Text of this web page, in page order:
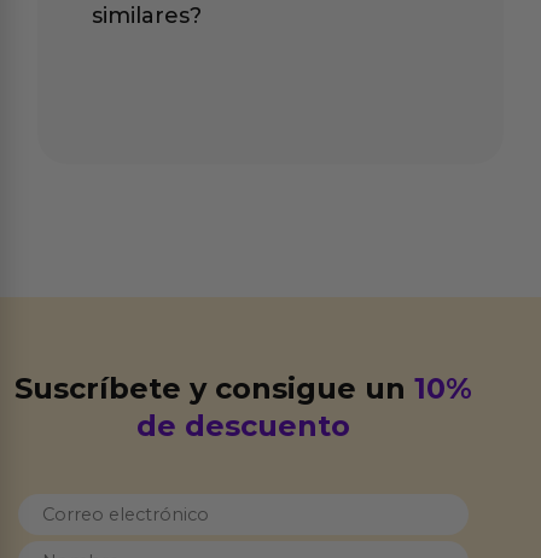
similares?
Suscríbete y consigue un10%
de descuento